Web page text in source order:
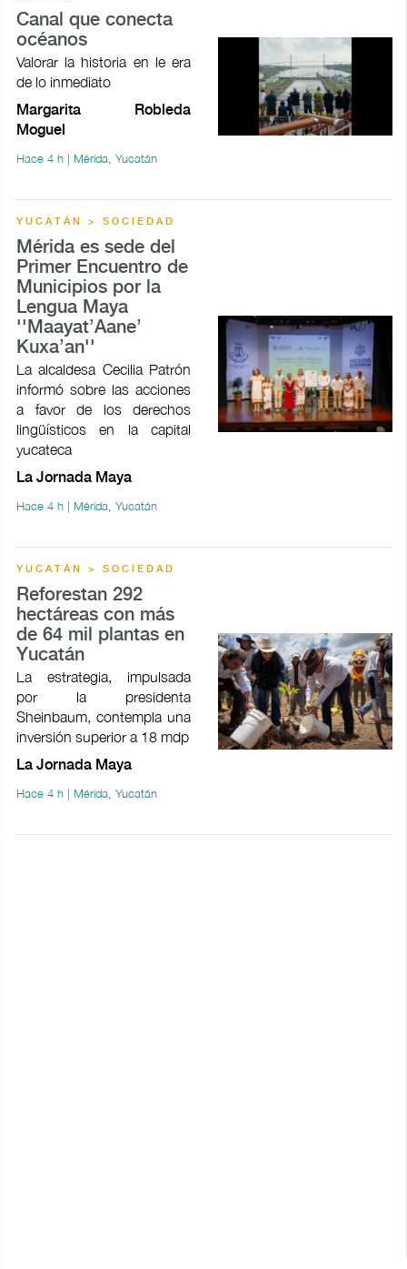
Canal que conecta
océanos
Valorar la historia en le era
de lo inmediato
Margarita Robleda
Moguel
Hace 4 h | Mérida, Yucatán
YUCATÁN > SOCIEDAD
Mérida es sede del
Primer Encuentro de
Municipios por la
Lengua Maya
''Maayat’Aane’
Kuxa’an''
La alcaldesa Cecilia Patrón
informó sobre las acciones
a favor de los derechos
lingüísticos en la capital
yucateca
La Jornada Maya
Hace 4 h | Mérida, Yucatán
YUCATÁN > SOCIEDAD
Reforestan 292
hectáreas con más
de 64 mil plantas en
Yucatán
La estrategia, impulsada
por la presidenta
Sheinbaum, contempla una
inversión superior a 18 mdp
La Jornada Maya
Hace 4 h | Mérida, Yucatán